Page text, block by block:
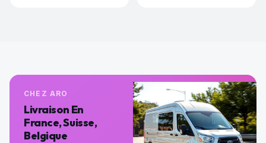
CHEZ ARO
Livraison En
France, Suisse,
Belgique